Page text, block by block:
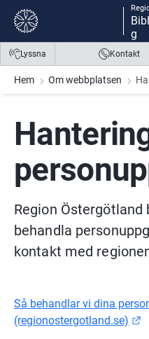
Gå till innehåll
Gå till meny
Gå till sidfot
g
Lyssna Kontakt
Hem Om webbplatsen
Region
behandla
kontakt med
Så behandlar vi dina
(regionostergotland.se)